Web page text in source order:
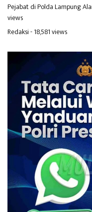
Pejabat di Polda Lampung
views
Redaksi- 18,581 views